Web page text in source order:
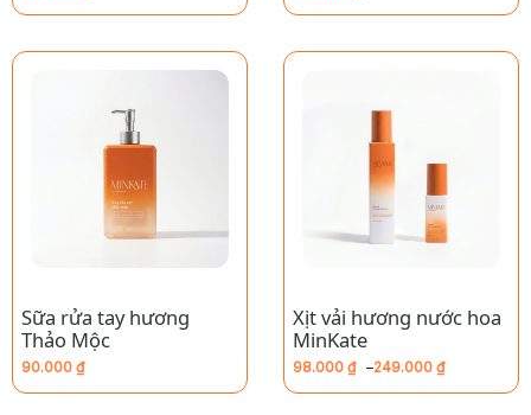
Sữa rửa tay hương
Thảo Mộc
90.000 ₫
Xịt vải hương nước hoa
MinKate
98.000 ₫ –249.000 ₫
Khoảng
giá: